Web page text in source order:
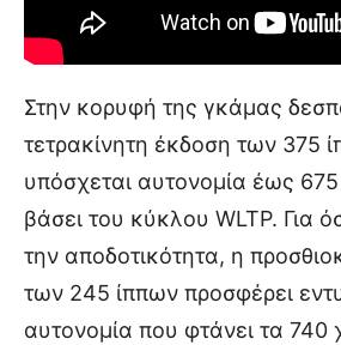
Στην κορυφή της γκάμας
τετρακίνητη έκδοση των 375
υπόσχεται αυτονομία έως 675
βάσει του κύκλου WLTP. Για
την αποδοτικότητα, η
των 245 ίππων προσφέρει
αυτονομία που φτάνει τα 740